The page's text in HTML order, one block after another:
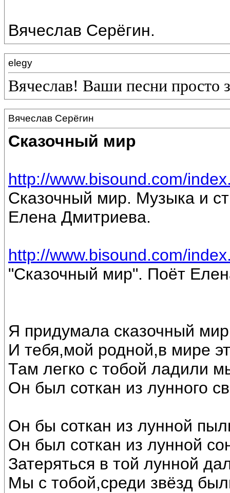
Вячеслав Серёгин.
elegy
Вячеслав! Ваши песни просто
Вячеслав Серёгин
Сказочный мир
http://www.bisound.com/
Сказочный мир. Музыка и
Елена Дмитриева.
http://www.bisound.com/
"Сказочный мир". Поёт
Я придумала сказочный
И тебя,мой родной,в мире
Там легко с тобой ладили
Он был соткан из лунного
Он бы соткан из лунной
Он был соткан из лунной
Затеряться в той лунной
Мы с тобой,среди звёзд